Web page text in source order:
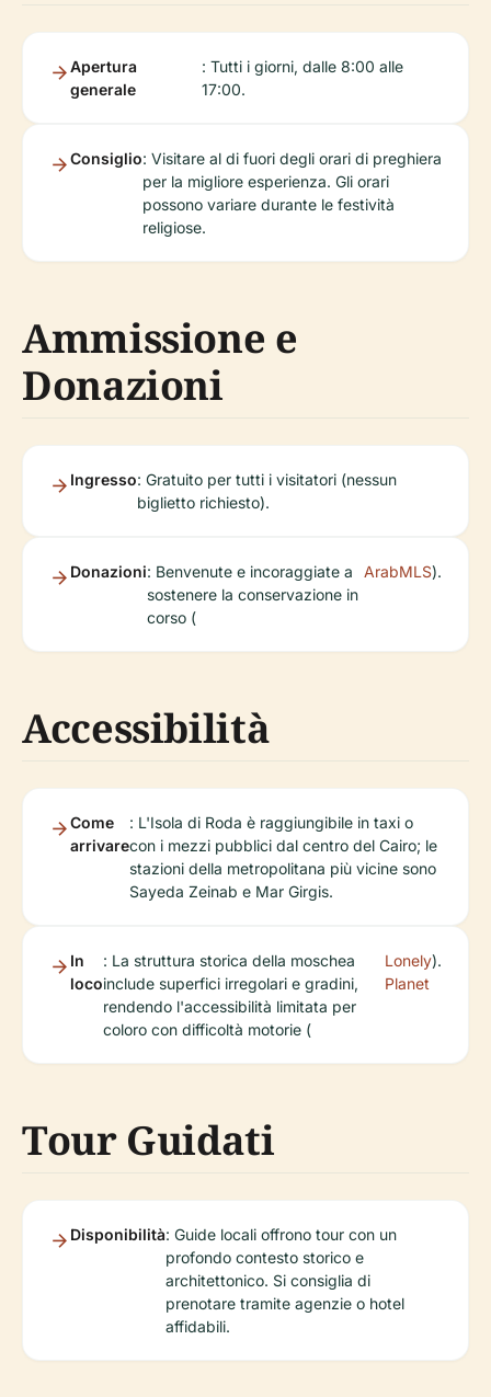
Apertura
generale
: Tutti i giorni, dalle 8:00 alle
17:00.
Consiglio: Visitare al di fuori degli orari di preghiera
per la migliore esperienza. Gli orari
possono variare durante le festività
religiose.
Ammissione e
Donazioni
Ingresso: Gratuito per tutti i visitatori (nessun
biglietto richiesto).
Donazioni: Benvenute e incoraggiate a
sostenere la conservazione in
corso (
ArabMLS).
Accessibilità
Come
arrivare
: L'Isola di Roda è raggiungibile in taxi o
con i mezzi pubblici dal centro del Cairo; le
stazioni della metropolitana più vicine sono
Sayeda Zeinab e Mar Girgis.
In
loco
: La struttura storica della moschea
include superfici irregolari e gradini,
rendendo l'accessibilità limitata per
coloro con difficoltà motorie (
Lonely
Planet
).
Tour Guidati
Disponibilità: Guide locali offrono tour con un
profondo contesto storico e
architettonico. Si consiglia di
prenotare tramite agenzie o hotel
affidabili.